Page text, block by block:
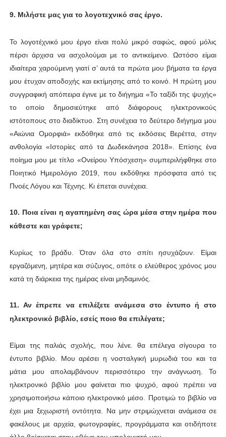
9. Μιλήστε μας για το λογοτεχνικό σας έργο.
Το λογοτέχνικό μου έργο είναι πολύ μικρό σαφώς, αφού μόλις
πέρσι άρχισα να ασχολούμαι με το αντικείμενο. Ωστόσο είμαι
ιδιαίτερα χαρούμενη γιατί σ’ αυτά τα πρώτα μου βήματα τα έργα
μου έτυχαν αποδοχής και εκτίμησης από το κοινό. Η πρώτη μου
συγγραφική απόπειρα έγινε με το διήγημα «Το ταξίδι της ψυχής»
το οποίο δημοσιεύτηκε από διάφορους ηλεκτρονικούς
ιστότοπους στο διαδίκτυο. Στη συνέχεια το δεύτερο διήγημα μου
«Αιώνια Ομορφιά» εκδόθηκε από τις εκδόσεις Βερέττα, στην
ανθολογία «Ιστορίες από τα Δωδεκάνησα 2018». Επίσης ένα
ποίημα μου με τίτλο «Ονείρου Υπόσχεση» συμπεριλήφθηκε στο
Ποιητικό Ημερολόγιο 2019, που εκδόθηκε πρόσφατα από τις
Πνοές Λόγου και Τέχνης. Κι έπεται συνέχεια.
10. Ποια είναι η αγαπημένη σας ώρα μέσα στην ημέρα που
κάθεστε και γράφετε;
Κυρίως το βράδυ. Όταν όλα στο σπίτι ησυχάζουν. Είμαι
εργαζόμενη, μητέρα και σύζυγος, οπότε ο ελεύθερος χρόνος μου
κατά τη διάρκεια της ημέρας είναι μηδαμινός.
11. Αν έπρεπε να επιλέξετε ανάμεσα στο έντυπο ή στο
ηλεκτρονικό βιβλίο, εσείς ποιο θα επιλέγατε;
Είμαι της παλιάς σχολής, που λένε. θα επέλεγα σίγουρα το
έντυπο βιβλίο. Μου αρέσει η νοσταλγική μυρωδιά του και τα
μάτια μου απολαμβάνουν περισσότερο την ανάγνωση. Το
ηλεκτρονικό βιβλίο μου φαίνεται πιο ψυχρό, αφού πρέπει να
χρησιμοποιήσω κάποιο ηλεκτρονικό μέσο. Προτιμώ το βιβλίο να
έχει μια ξεχωριστή οντότητα. Να μην στριμώχνεται ανάμεσα σε
φακέλους με αρχεία, φωτογραφίες, προγράμματα και οτιδήποτε